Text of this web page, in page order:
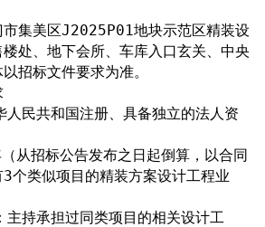
市集美区J2025P01地块示范区精装设
处、地下会所、车库入口玄关、中央
招标文件要求为准。
民共和国注册、具备独立的法人资
从招标公告发布之日起倒算，以合同
个类似项目的精装方案设计工程业
持承担过同类项目的相关设计工